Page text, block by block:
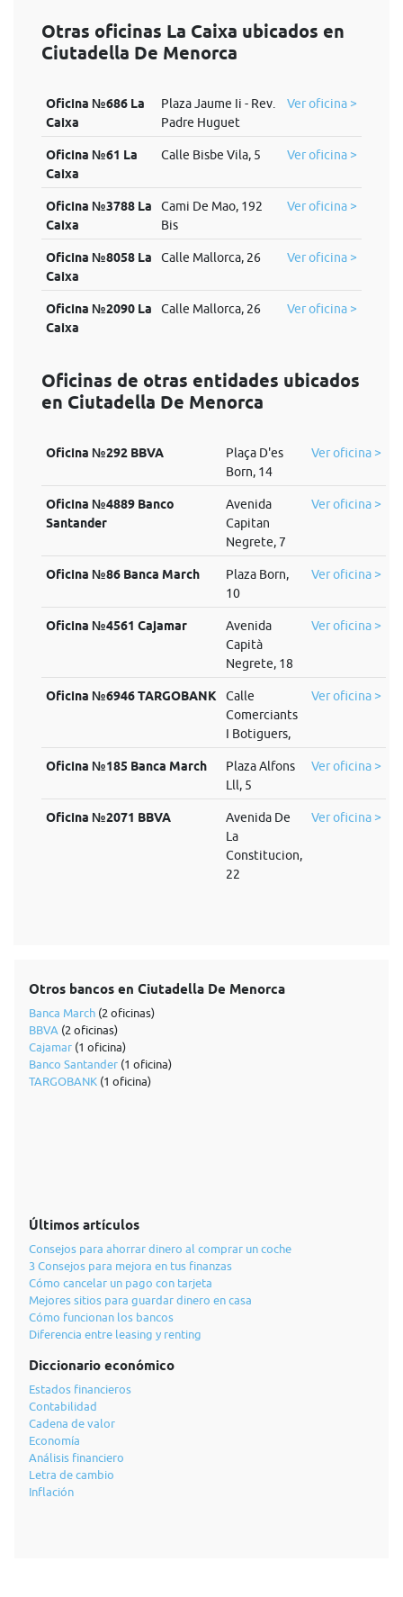
Otras oficinas La Caixa ubicados en
Ciutadella De Menorca
Oficina №686 La
Caixa
Plaza Jaume Ii - Rev.
Padre Huguet
Ver oficina >
Oficina №61 La
Caixa
Calle Bisbe Vila, 5 Ver oficina >
Oficina №3788 La
Caixa
Cami De Mao, 192
Bis
Ver oficina >
Oficina №8058 La
Caixa
Calle Mallorca, 26 Ver oficina >
Oficina №2090 La
Caixa
Calle Mallorca, 26 Ver oficina >
Oficinas de otras entidades ubicados
en Ciutadella De Menorca
Oficina №292 BBVA
Plaça D'es
Born, 14
Ver oficina >
Oficina №4889 Banco
Santander
Avenida
Capitan
Negrete, 7
Ver oficina >
Oficina №86 Banca March
Plaza Born,
10
Ver oficina >
Oficina №4561 Cajamar
Avenida
Capità
Negrete, 18
Ver oficina >
Oficina №6946 TARGOBANK
Calle
Comerciants
I Botiguers,
Ver oficina >
Oficina №185 Banca March
Plaza Alfons
Lll, 5
Ver oficina >
Oficina №2071 BBVA
Avenida De
La
Constitucion,
22
Ver oficina >
Otros bancos en Ciutadella De Menorca
Banca March (2 oficinas)
BBVA (2 oficinas)
Cajamar (1 oficina)
Banco Santander (1 oficina)
TARGOBANK (1 oficina)
Últimos artículos
Consejos para ahorrar dinero al comprar un coche
3 Consejos para mejora en tus finanzas
Cómo cancelar un pago con tarjeta
Mejores sitios para guardar dinero en casa
Cómo funcionan los bancos
Diferencia entre leasing y renting
Diccionario económico
Estados financieros
Contabilidad
Cadena de valor
Economía
Análisis financiero
Letra de cambio
Inflación